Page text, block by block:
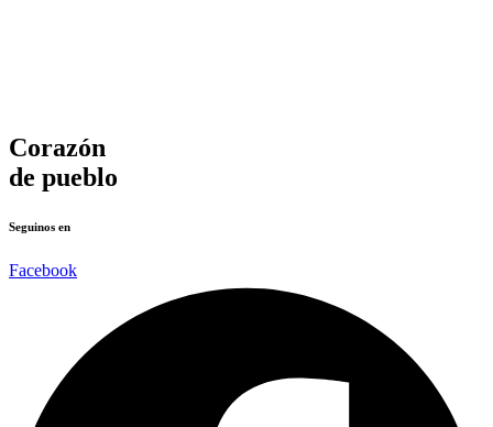
Corazón
de pueblo
Seguinos en
Facebook